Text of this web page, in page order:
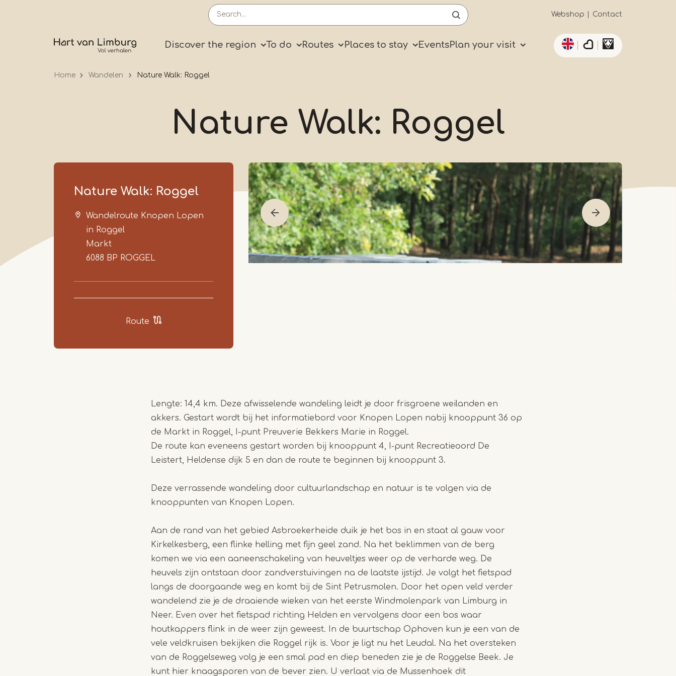
Secundaïre
navigatie
Webshop Contact
Primary
Discover the region To do Routes Places to stay EventsPlan your visit
List additional
Home Wandelen Nature Walk: Roggel
Nature Walk: Roggel
Nature Walk: Roggel
Wandelroute Knopen Lopen
in Roggel
Markt
6088 BP ROGGEL
Route
Item
1
4
Lengte: 14,4 km. Deze afwisselende wandeling leidt je door frisgroene weilanden en
akkers. Gestart wordt bij het informatiebord voor Knopen Lopen nabij knooppunt 36 op
de Markt in Roggel, I-punt Preuverie Bekkers Marie in Roggel.
De route kan eveneens gestart worden bij knooppunt 4, I-punt Recreatieoord De
Leistert, Heldense dijk 5 en dan de route te beginnen bij knooppunt 3.
Deze verrassende wandeling door cultuurlandschap en natuur is te volgen via de
knooppunten van Knopen Lopen.
Aan de rand van het gebied Asbroekerheide duik je het bos in en staat al gauw voor
Kirkelkesberg, een flinke helling met fijn geel zand. Na het beklimmen van de berg
komen we via een aaneenschakeling van heuveltjes weer op de verharde weg. De
heuvels zijn ontstaan door zandverstuivingen na de laatste ijstijd. Je volgt het fietspad
langs de doorgaande weg en komt bij de Sint Petrusmolen. Door het open veld verder
wandelend zie je de draaiende wieken van het eerste Windmolenpark van Limburg in
Neer. Even over het fietspad richting Helden en vervolgens door een bos waar
houtkappers flink in de weer zijn geweest. In de buurtschap Ophoven kun je een van de
vele veldkruisen bekijken die Roggel rijk is. Voor je ligt nu het Leudal. Na het oversteken
van de Roggelseweg volg je een smal pad en diep beneden zie je de Roggelse Beek. Je
kunt hier knaagsporen van de bever zien. U verlaat via de Mussenhoek dit